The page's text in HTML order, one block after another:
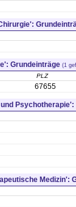
Grundeinträge (1
PLZ
67655
Medizin':